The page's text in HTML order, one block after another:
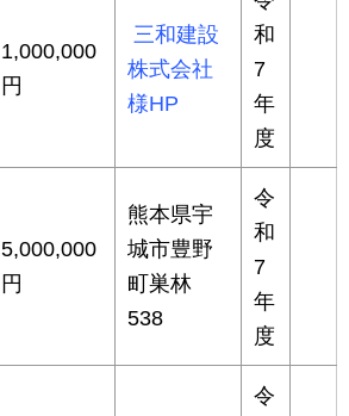
1,000,000
円
三和建設
株式会社
様HP
和
7
年
度
5,000,000
円
熊本県宇
城市豊野
町巣林
538
令
和
7
年
度
令